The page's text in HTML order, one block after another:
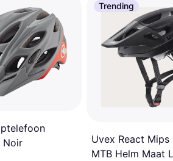
Noir
Trending
Uvex React Mips
MTB Helm Maat L